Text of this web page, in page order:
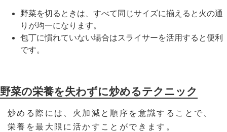
野菜を切るときは、すべて同じサイズに揃えると火の通
りが均一になります。
包丁に慣れていない場合はスライサーを活用すると便利
です。
野菜の栄養を失わずに炒めるテクニック
炒める際には、火加減と順序を意識することで、
栄養を最大限に活かすことができます。